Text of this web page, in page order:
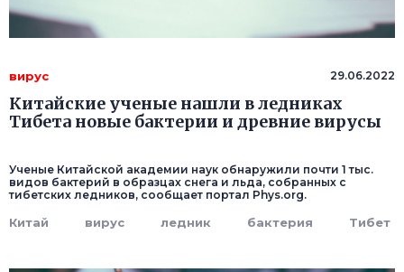
вирус 29.06.2022
Китайские ученые нашли в ледниках
Тибета новые бактерии и древние вирусы
Ученые Китайской академии наук обнаружили почти 1 тыс.
видов бактерий в образцах снега и льда, собранных с
тибетских ледников, сообщает портал Phys.org.
Китай вирус ледник бактерия Тибет